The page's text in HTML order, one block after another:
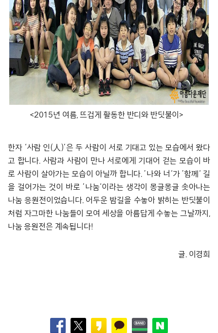
<2015년 여름, 뜨겁게 활동한 반디와 반딧불이>
한자 ‘사람 인(人)’은 두 사람이 서로 기대고 있는 모습에서 왔다
고 합니다. 사람과 사람이 만나 서로에게 기대어 걷는 모습이 바
로 사람이 살아가는 모습이 아닐까 합니다. ’나와 너‘가 ’함께‘ 길
을 걸어가는 것이 바로 ’나눔‘이라는 생각이 몽글몽글 솟아나는
나눔 응원전이었습니다. 어두운 밤길을 수놓아 밝히는 반딧불이
처럼 자그마한 나눔들이 모여 세상을 아름답게 수놓는 그날까지,
나눔 응원전은 계속됩니다!
글. 이경희